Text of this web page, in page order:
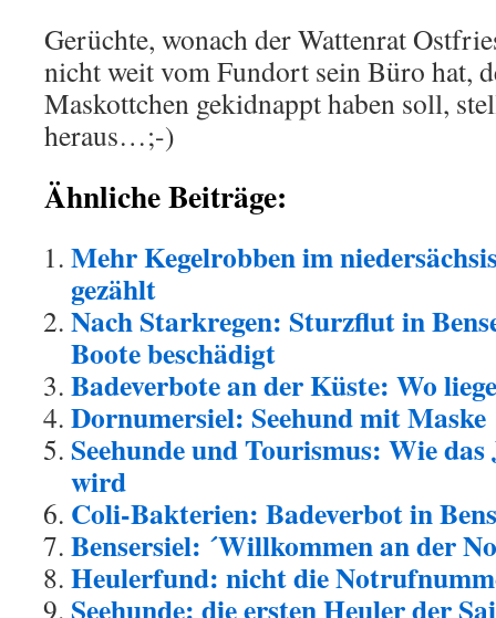
Gerüchte, wonach der Wattenrat
nicht weit vom Fundort sein Büro hat,
Maskottchen gekidnappt haben soll,
heraus…;-)
Ähnliche Beiträge:
Mehr Kegelrobben im
gezählt
Nach Starkregen: Sturzflut in
Boote beschädigt
Badeverbote an der Küste: Wo
Dornumersiel: Seehund mit Maske
Seehunde und Tourismus: Wie
wird
Coli-Bakterien: Badeverbot in
Bensersiel: ´Willkommen an der
Heulerfund: nicht die
Seehunde: die ersten Heuler der